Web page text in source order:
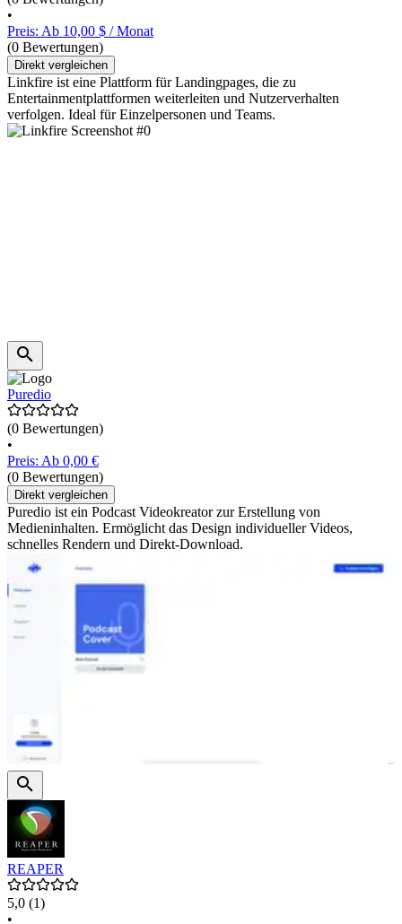
•
Preis: Ab 10,00 $ / Monat
(0 Bewertungen)
Direkt vergleichen
Linkfire ist eine Plattform für Landingpages, die zu
Entertainmentplattformen weiterleiten und Nutzerverhalten
verfolgen. Ideal für Einzelpersonen und Teams.
Puredio
(0 Bewertungen)
•
Preis: Ab 0,00 €
(0 Bewertungen)
Direkt vergleichen
Puredio ist ein Podcast Videokreator zur Erstellung von
Medieninhalten. Ermöglicht das Design individueller Videos,
schnelles Rendern und Direkt-Download.
REAPER
5,0 (1)
•